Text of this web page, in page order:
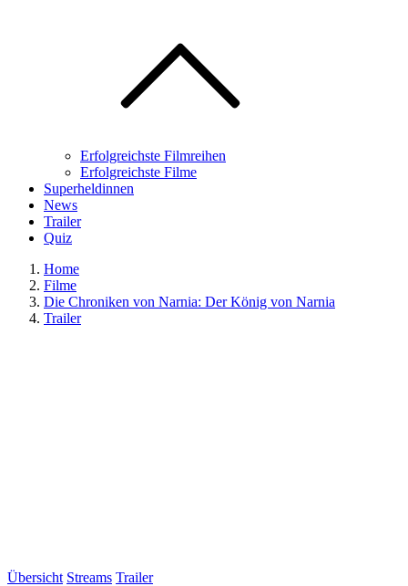
Erfolgreichste Filmreihen
Erfolgreichste Filme
Superheldinnen
News
Trailer
Quiz
Home
Filme
Die Chroniken von Narnia: Der König von Narnia
Trailer
Übersicht Streams Trailer